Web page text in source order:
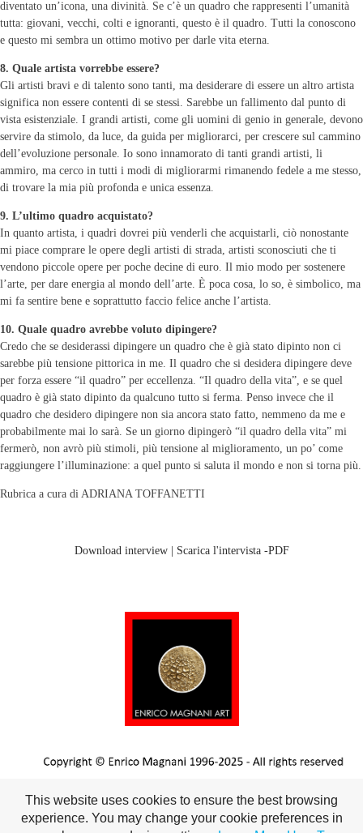
diventato un’icona, una divinità. Se c’è un quadro che rappresenti l’umanità
tutta: giovani, vecchi, colti e ignoranti, questo è il quadro. Tutti la conoscono
e questo mi sembra un ottimo motivo per darle vita eterna.
8. Quale artista vorrebbe essere?
Gli artisti bravi e di talento sono tanti, ma desiderare di essere un altro artista
significa non essere contenti di se stessi. Sarebbe un fallimento dal punto di
vista esistenziale. I grandi artisti, come gli uomini di genio in generale, devono
servire da stimolo, da luce, da guida per migliorarci, per crescere sul cammino
dell’evoluzione personale. Io sono innamorato di tanti grandi artisti, li
ammiro, ma cerco in tutti i modi di migliorarmi rimanendo fedele a me stesso,
di trovare la mia più profonda e unica essenza.
9. L’ultimo quadro acquistato?
In quanto artista, i quadri dovrei più venderli che acquistarli, ciò nonostante
mi piace comprare le opere degli artisti di strada, artisti sconosciuti che ti
vendono piccole opere per poche decine di euro. Il mio modo per sostenere
l’arte, per dare energia al mondo dell’arte. È poca cosa, lo so, è simbolico, ma
mi fa sentire bene e soprattutto faccio felice anche l’artista.
10. Quale quadro avrebbe voluto dipingere?
Credo che se desiderassi dipingere un quadro che è già stato dipinto non ci
sarebbe più tensione pittorica in me. Il quadro che si desidera dipingere deve
per forza essere “il quadro” per eccellenza. “Il quadro della vita”, e se quel
quadro è già stato dipinto da qualcuno tutto si ferma. Penso invece che il
quadro che desidero dipingere non sia ancora stato fatto, nemmeno da me e
probabilmente mai lo sarà. Se un giorno dipingerò “il quadro della vita” mi
fermerò, non avrò più stimoli, più tensione al miglioramento, un po’ come
raggiungere l’illuminazione: a quel punto si saluta il mondo e non si torna più.
Rubrica a cura di ADRIANA TOFFANETTI
Download interview | Scarica l'intervista -PDF
This website uses cookies to ensure the best browsing
experience. You may change your cookie preferences in